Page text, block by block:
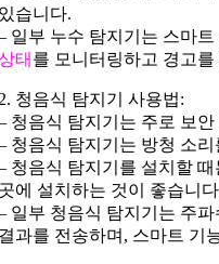
습니다.
일부 누수 탐지기는 스마트
태 를 모니터링하고 경고
청음식 탐지기 사용법:
청음식 탐지기는 주로 보
청음식 탐지기는 방청 소
청음식 탐지기를 설치할
에 설치하는 것이 좋습니
일부 청음식 탐지기는 주
과를 전송하며, 스마트 기